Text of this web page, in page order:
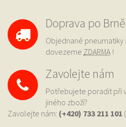
Doprava po
Objednané
dovezeme ZDARMA !
Zavolejte nám
Potřebujete poradit při
jiného zboží?
Zavolejte nám: (+420) 733 211 101